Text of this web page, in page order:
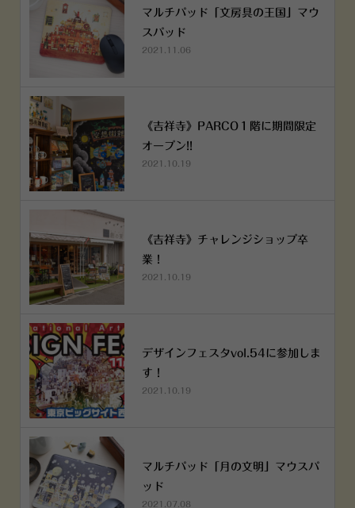
マルチパッド「文房具の王国」マウ
スパッド
2021.11.06
《吉祥寺》PARCO１階に期間限定
オープン!!
2021.10.19
《吉祥寺》チャレンジショップ卒
業！
2021.10.19
デザインフェスタvol.54に参加しま
す！
2021.10.19
マルチパッド「月の文明」マウスパ
ッド
2021.07.08